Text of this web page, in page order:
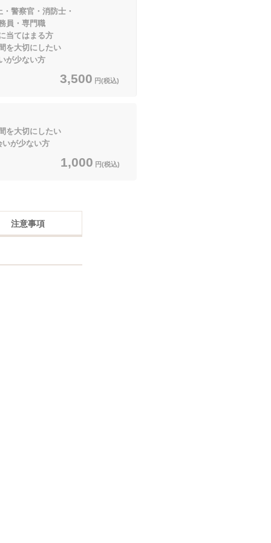
・警察官・消防士・
専門職
はまる方
を大切にしたい
が少ない方
3,500 円(税込)
を大切にしたい
が少ない方
1,000 円(税込)
注意事項